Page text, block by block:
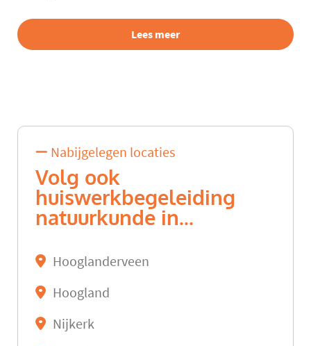
Lees meer
Nabijgelegen locaties
Volg ook
huiswerkbegeleiding
natuurkunde in...
Hooglanderveen
Hoogland
Nijkerk